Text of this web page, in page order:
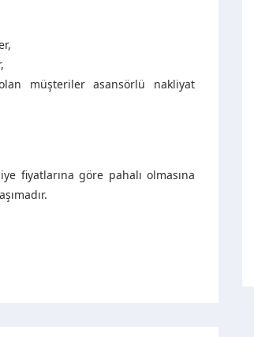
müşteriler asansörlü nakliyat
fiyatlarına göre pahalı olmasına